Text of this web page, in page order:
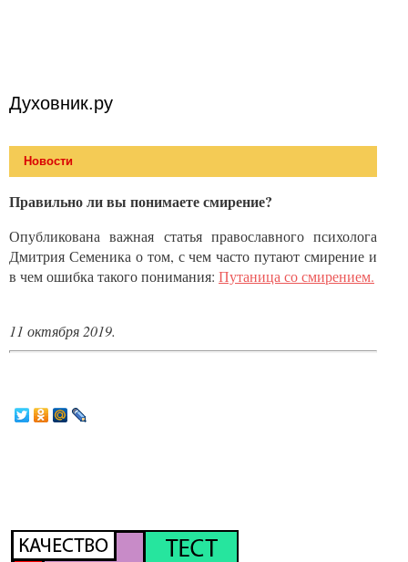
Духовник.ру
Новости
Правильно ли вы понимаете смирение?
Опубликована важная статья православного психолога
Дмитрия Семеника о том, с чем часто путают смирение и
в чем ошибка такого понимания: Путаница со смирением.
11 октября 2019.